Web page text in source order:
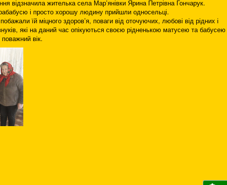
відзначила жителька села Мар’янівки Ярина Петрівна Гончарук.
і просто хорошу людину прийшли односельці.
їй міцного здоров’я, поваги від оточуючих, любові від рідних і
які на даний час опікуються своєю рідненькою матусею та бабусею
вік.